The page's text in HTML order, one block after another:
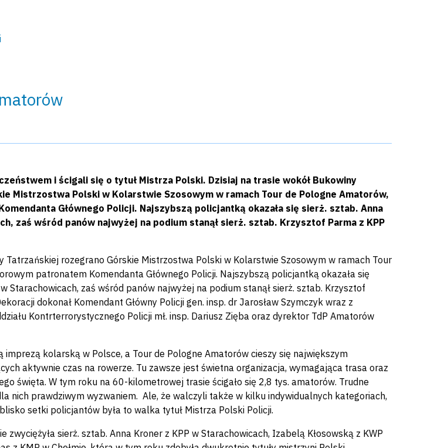
i ścigali się o tytuł Mistrza Polski. Dzisiaj na trasie wokół Bukowiny
Mistrzostwa Polski w Kolarstwie Szosowym w ramach Tour de Pologne Amatorów,
Głównego Policji. Najszybszą policjantką okazała się sierż. sztab. Anna
zaś wśród panów najwyżej na podium stanął sierż. sztab. Krzysztof Parma z KPP
Tatrzańskiej rozegrano Górskie Mistrzostwa Polski w Kolarstwie Szosowym w ramach Tour
patronatem Komendanta Głównego Policji. Najszybszą policjantką okazała się
Starachowicach, zaś wśród panów najwyżej na podium stanął sierż. sztab. Krzysztof
dokonał Komendant Główny Policji gen. insp. dr Jarosław Szymczyk wraz z
Kontrterrorystycznego Policji mł. insp. Dariusz Zięba oraz dyrektor TdP Amatorów
imprezą kolarską w Polsce, a Tour de Pologne Amatorów cieszy się największym
aktywnie czas na rowerze. Tu zawsze jest świetna organizacja, wymagająca trasa oraz
święta. W tym roku na 60-kilometrowej trasie ścigało się 2,8 tys. amatorów. Trudne
nich prawdziwym wyzwaniem. Ale, że walczyli także w kilku indywidualnych kategoriach,
setki policjantów była to walka tytuł Mistrza Polski Policji.
zwyciężyła sierż. sztab. Anna Kroner z KPP w Starachowicach, Izabelą Kłosowską z KWP